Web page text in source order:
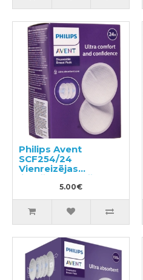
Philips Avent
SCF254/24
Vienreizējas
lietošanas krūštura
5.00€